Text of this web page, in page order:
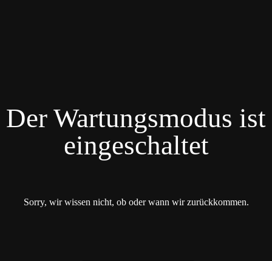
Der Wartungsmodus ist
eingeschaltet
Sorry, wir wissen nicht, ob oder wann wir zurückkommen.